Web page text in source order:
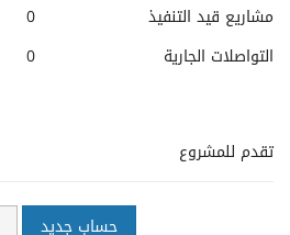
مشاريع قيد التنفيذ
0
التواصلات الجارية
0
تقدم للمشروع
حساب جديد